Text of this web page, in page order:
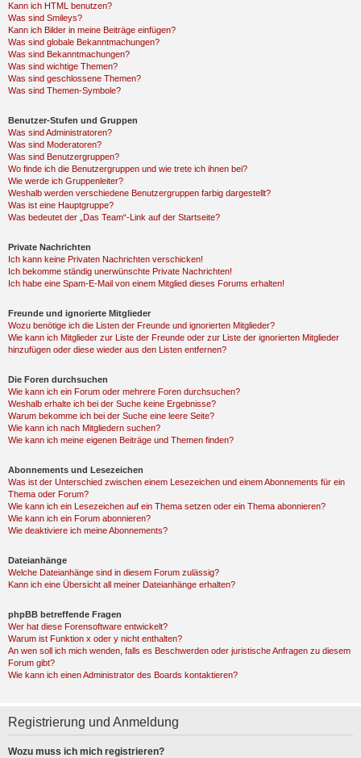
Kann ich HTML benutzen?
Was sind Smileys?
Kann ich Bilder in meine Beiträge einfügen?
Was sind globale Bekanntmachungen?
Was sind Bekanntmachungen?
Was sind wichtige Themen?
Was sind geschlossene Themen?
Was sind Themen-Symbole?
Benutzer-Stufen und Gruppen
Was sind Administratoren?
Was sind Moderatoren?
Was sind Benutzergruppen?
Wo finde ich die Benutzergruppen und wie trete ich ihnen bei?
Wie werde ich Gruppenleiter?
Weshalb werden verschiedene Benutzergruppen farbig dargestellt?
Was ist eine Hauptgruppe?
Was bedeutet der „Das Team“-Link auf der Startseite?
Private Nachrichten
Ich kann keine Privaten Nachrichten verschicken!
Ich bekomme ständig unerwünschte Private Nachrichten!
Ich habe eine Spam-E-Mail von einem Mitglied dieses Forums erhalten!
Freunde und ignorierte Mitglieder
Wozu benötige ich die Listen der Freunde und ignorierten Mitglieder?
Wie kann ich Mitglieder zur Liste der Freunde oder zur Liste der ignorierten Mitglieder
hinzufügen oder diese wieder aus den Listen entfernen?
Die Foren durchsuchen
Wie kann ich ein Forum oder mehrere Foren durchsuchen?
Weshalb erhalte ich bei der Suche keine Ergebnisse?
Warum bekomme ich bei der Suche eine leere Seite?
Wie kann ich nach Mitgliedern suchen?
Wie kann ich meine eigenen Beiträge und Themen finden?
Abonnements und Lesezeichen
Was ist der Unterschied zwischen einem Lesezeichen und einem Abonnements für ein
Thema oder Forum?
Wie kann ich ein Lesezeichen auf ein Thema setzen oder ein Thema abonnieren?
Wie kann ich ein Forum abonnieren?
Wie deaktiviere ich meine Abonnements?
Dateianhänge
Welche Dateianhänge sind in diesem Forum zulässig?
Kann ich eine Übersicht all meiner Dateianhänge erhalten?
phpBB betreffende Fragen
Wer hat diese Forensoftware entwickelt?
Warum ist Funktion x oder y nicht enthalten?
An wen soll ich mich wenden, falls es Beschwerden oder juristische Anfragen zu diesem
Forum gibt?
Wie kann ich einen Administrator des Boards kontaktieren?
Registrierung und Anmeldung
Wozu muss ich mich registrieren?